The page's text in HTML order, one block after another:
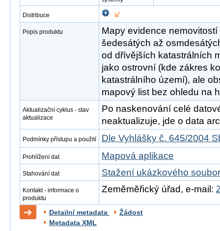
Distribuce
Popis produktu
Mapy evidence
šedesátých až
od dřívějších katastrálních
jako ostrovní (kde zákres
katastrálního území), ale
mapový list bez ohledu na
Aktualizační cyklus - stav
aktualizace
Po naskenování celé
neaktualizuje, jde o data
Podmínky přístupu a použití Dle Vyhlášky č. 645/2004
Prohlížení dat Mapová aplikace
Stahování dat Stažení ukázkového
Kontakt - informace o
produktu
Zeměměřický úřad, e-mail:
Detailní metadata
Žádost
Metadata XML